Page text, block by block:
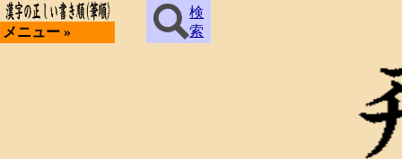
メニュー »
検
索